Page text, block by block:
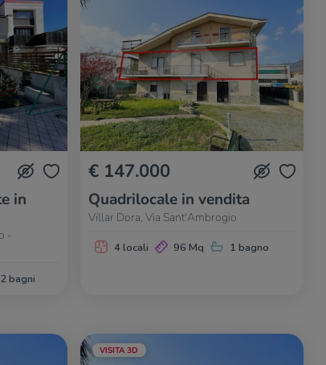
in
-
2 bagni
€ 147.000
Quadrilocale in vendita
Villar Dora, Via Sant'Ambrogio
4 locali 96 Mq 1 bagno
VISITA 3D